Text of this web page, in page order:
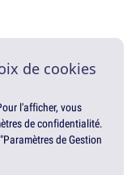
de cookies
l'afficher, vous
de confidentialité.
de Gestion